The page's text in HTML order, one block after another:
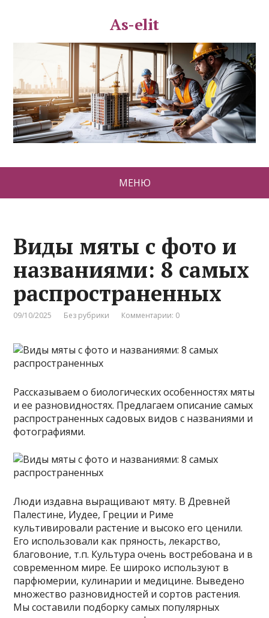
As-elit
МЕНЮ
Виды мяты с фото и
названиями: 8 самых
распространенных
09/10/2025 Без рубрики Комментарии: 0
Рассказываем о биологических особенностях мяты
и ее разновидностях. Предлагаем описание самых
распространенных садовых видов с названиями и
фотографиями.
Люди издавна выращивают мяту. В Древней
Палестине, Иудее, Греции и Риме
культивировали растение и высоко его ценили.
Его использовали как пряность, лекарство,
благовоние, т.п. Культура очень востребована и в
современном мире. Ее широко используют в
парфюмерии, кулинарии и медицине. Выведено
множество разновидностей и сортов растения.
Мы составили подборку самых популярных